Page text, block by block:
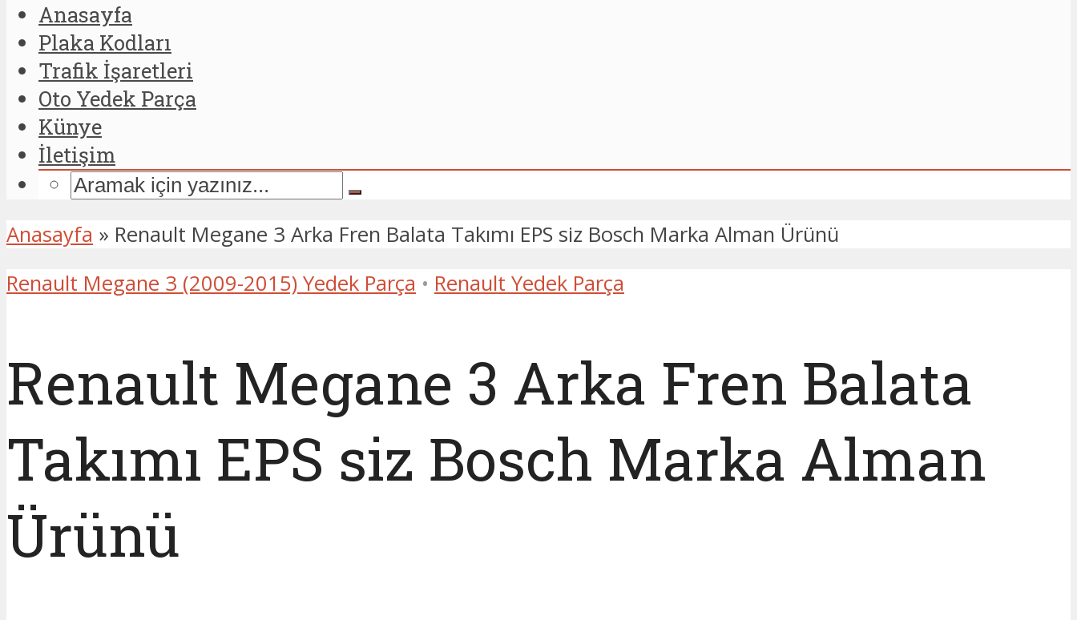
Anasayfa
Plaka Kodları
Trafik İşaretleri
Oto Yedek Parça
Künye
İletişim
Anasayfa » Renault Megane 3 Arka Fren Balata Takımı EPS siz Bosch Marka Alman Ürünü
Renault Megane 3 (2009-2015) Yedek Parça • Renault Yedek Parça
Renault Megane 3 Arka Fren Balata
Takımı EPS siz Bosch Marka Alman
Ürünü